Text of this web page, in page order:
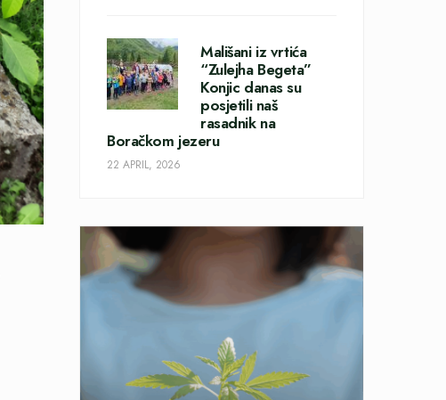
Mališani iz vrtića
“Zulejha Begeta”
Konjic danas su
posjetili naš
rasadnik na
Boračkom jezeru
22 APRIL, 2026